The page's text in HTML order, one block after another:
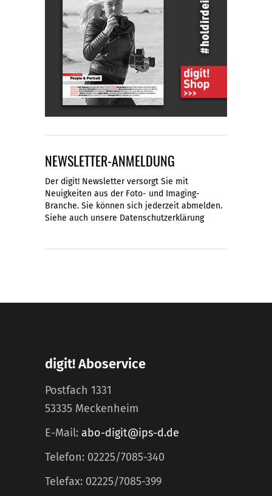
NEWSLETTER-ANMELDUNG
Der digit! Newsletter versorgt Sie mit
Neuigkeiten aus der Foto- und Imaging-
Branche. Sie können sich jederzeit abmelden.
Siehe auch unsere Datenschutzerklärung
digit! Aboservice
Postfach 1331
53335 Meckenheim
E-Mail: abo-digit@ips-d.de
Telefon: 02225/7085-340
Telefax: 02225/7085-399